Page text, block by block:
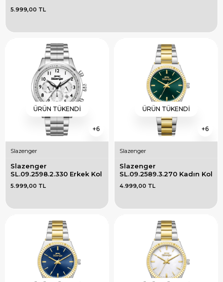
5.999,00 TL
6
ÜRÜN TÜKENDI
Slazenger
Slazenger
SL.09.2598.2.330 Erkek Kol
5.999,00 TL
6
ÜRÜN TÜKENDI
Slazenger
Slazenger
SL.09.2589.3.270 Kadın Kol
4.999,00 TL